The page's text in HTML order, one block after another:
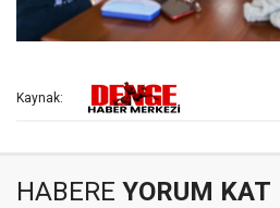
Kaynak:
HABERE YORUM KAT